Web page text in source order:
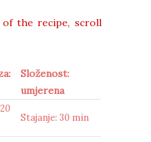
the recipe, scroll
Složenost:
umjerena
Stajanje: 30 min